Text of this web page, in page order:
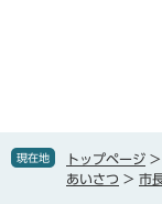
で
ば現在地 トップページ >
あいさつ > 市